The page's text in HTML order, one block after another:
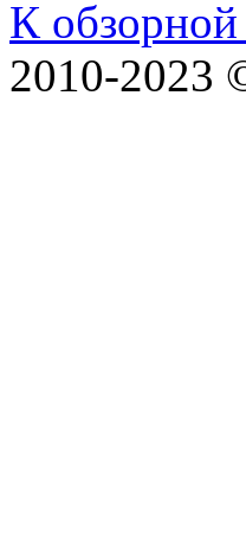
К обзорной
2010-2023